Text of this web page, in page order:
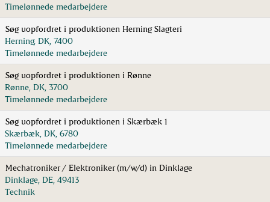
Timelønnede medarbejdere
Søg uopfordret i produktionen Herning Slagteri
Herning, DK, 7400
Timelønnede medarbejdere
Søg uopfordret i produktionen i Rønne
Rønne, DK, 3700
Timelønnede medarbejdere
Søg uopfordret i produktionen i Skærbæk 1
Skærbæk, DK, 6780
Timelønnede medarbejdere
Mechatroniker / Elektroniker (m/w/d) in Dinklage
Dinklage, DE, 49413
Technik